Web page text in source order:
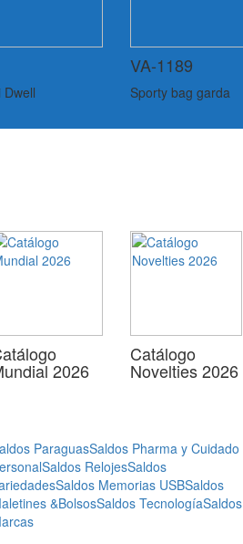
VA-1189
Sporty bag garda
2026
Catálogo
Novelties 2026
ParaguasSaldos Pharma y Cuidado
Saldos RelojesSaldos
Saldos Memorias USBSaldos
&BolsosSaldos TecnologíaSaldos